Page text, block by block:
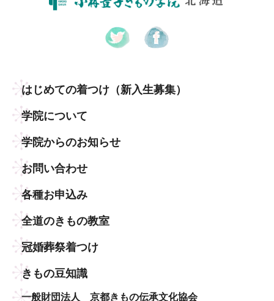
はじめての着つけ （新入生募集）
学院について
学院からのお知らせ
お問い合わせ
各種お申込み
全道のきもの教室
冠婚葬祭着つけ
きもの豆知識
一般財団法人 京都きもの伝承文化協会